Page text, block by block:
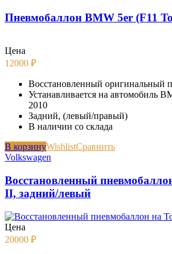
Пневмобаллон BMW 5er (F11
Цена
12000 ₽
Восстановленный оригинальный
Устанавливается на автомобиль
2010
Задний, (левый/правый)
В наличии со склада
В корзинуWishlistСравнить
Volkswagen
Восстановленный
II, задний/левый
Цена
20000 ₽